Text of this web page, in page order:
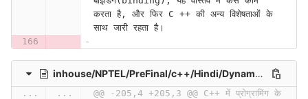
करता है, और फिर C ++ की अन्य विशेषताओं के
साथ जारी रहता है।
inhouse/NPTEL/PreFinal/c++/Hindi/Dynamic Binding (Polymorphism)Part III (Lecture 43)-TF5mzUmAza4
... ...
@@ -205,4 +205,3 @@ C++ में प्रोग्रामिंग के